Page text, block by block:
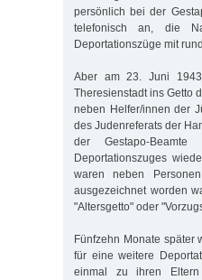
persönlich bei der
telefonisch an, die
Deportationszüge mit
Aber am 23. Juni
Theresienstadt ins Getto
neben Helfer/innen der
des Judenreferats der
der Gestapo-
Deportationszuges
waren neben
ausgezeichnet worden
"Altersgetto" oder
Fünfzehn Monate später
für eine weitere
einmal zu ihren